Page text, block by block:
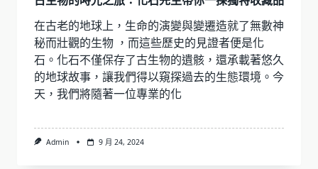
在古老的地球上，生命的演變與變遷造就了無數神
秘而壯觀的生物 ，而這些歷史的見證者便是化
石。化石不僅保存了古生物的遺骸，還承載著悠久
的地球故事，讓我們得以窺探過去的生態環境。今
天，我們將隨著一位專業的化
Admin 9 月 24, 2024